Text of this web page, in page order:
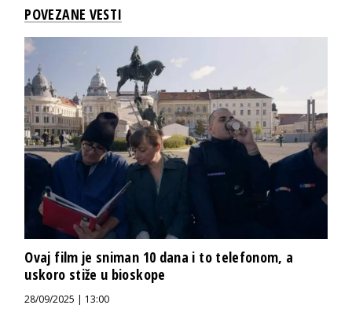
POVEZANE VESTI
Ovaj film je sniman 10 dana i to telefonom, a
uskoro stiže u bioskope
28/09/2025 | 13:00